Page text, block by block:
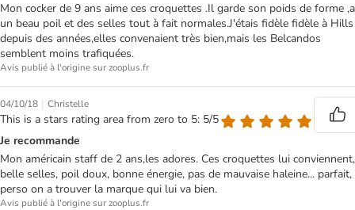
Mon cocker de 9 ans aime ces croquettes .Il garde son poids de forme ,a
un beau poil et des selles tout à fait normales.J'étais fidèle fidèle à Hills
depuis des années,elles convenaient très bien,mais les Belcandos
semblent moins trafiquées.
Avis publié à l'origine sur zooplus.fr
04/10/18 | Christelle
This is a stars rating area from zero to 5: 5/5
Je recommande
Mon américain staff de 2 ans,les adores. Ces croquettes lui conviennent,
belle selles, poil doux, bonne énergie, pas de mauvaise haleine... parfait,
perso on a trouver la marque qui lui va bien.
Avis publié à l'origine sur zooplus.fr